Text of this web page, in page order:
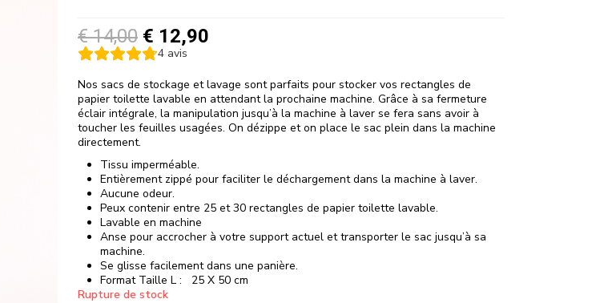
€14,00 € 12,90
4avis
Nos sacs de stockage et lavage sont parfaits pour stocker vos rectangles de
papier toilette lavable en attendant la prochaine machine. Grâce à sa fermeture
éclair intégrale, la manipulation jusqu’à la machine à laver se fera sans avoir à
toucher les feuilles usagées. On dézippe et on place le sac plein dans la machine
directement.
Tissu imperméable.
Entièrement zippé pour faciliter le déchargement dans la machine à laver.
Aucune odeur.
Peux contenir entre 25 et 30 rectangles de papier toilette lavable.
Lavable en machine
Anse pour accrocher à votre support actuel et transporter le sac jusqu’à sa
machine.
Se glisse facilement dans une panière.
Format Taille L : 25 X 50 cm
Rupture de stock